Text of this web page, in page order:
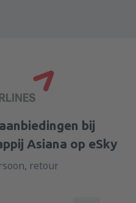
bij
Asiana op eSky
retour